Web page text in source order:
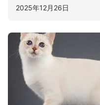
2025年12月26日